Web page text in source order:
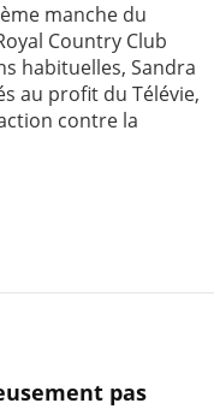
manche du
Country Club
habituelles, Sandra
au profit du Télévie,
contre la
pas